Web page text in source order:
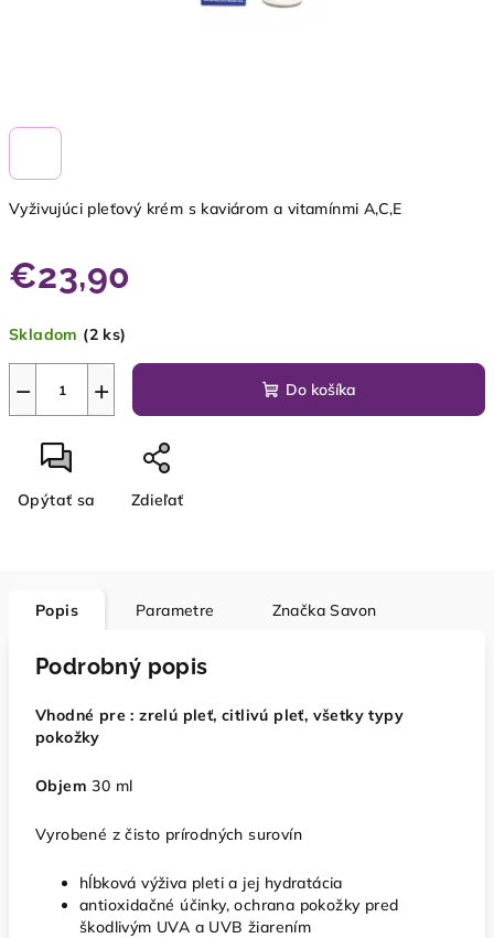
Vyživujúci pleťový krém s kaviárom a vitamínmi A,C,E
€23,90
cena:
Skladom (2 ks)
+
− Do košíka
Opýtať sa Zdieľať
Popis Parametre Značka Savon
Podrobný popis
Vhodné pre :zrelú pleť, citlivú pleť, všetky typy
pokožky
Objem 30 ml
Vyrobené z čisto prírodných surovín
hĺbková výživa pleti a jej hydratácia
antioxidačné účinky, ochrana pokožky pred
škodlivým UVA a UVB žiarením